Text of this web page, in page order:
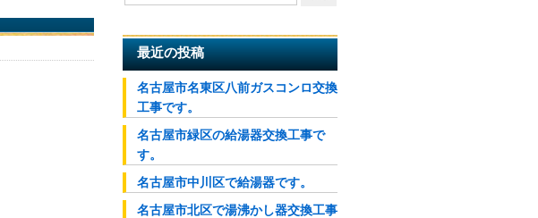
最近の投稿
名古屋市名東区八前ガスコンロ交換
工事です。
名古屋市緑区の給湯器交換工事で
す。
名古屋市中川区で給湯器です。
名古屋市北区で湯沸かし器交換工事